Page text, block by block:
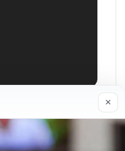
×